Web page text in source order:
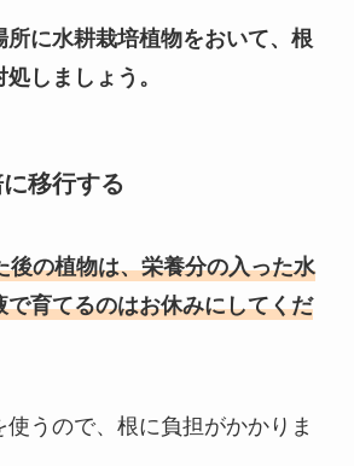
所に水耕栽培植物をおいて、根
しましょう。
移行する
後の植物は、栄養分の入った水
で育てるのはお休みにしてくだ
うので、根に負担がかかりま